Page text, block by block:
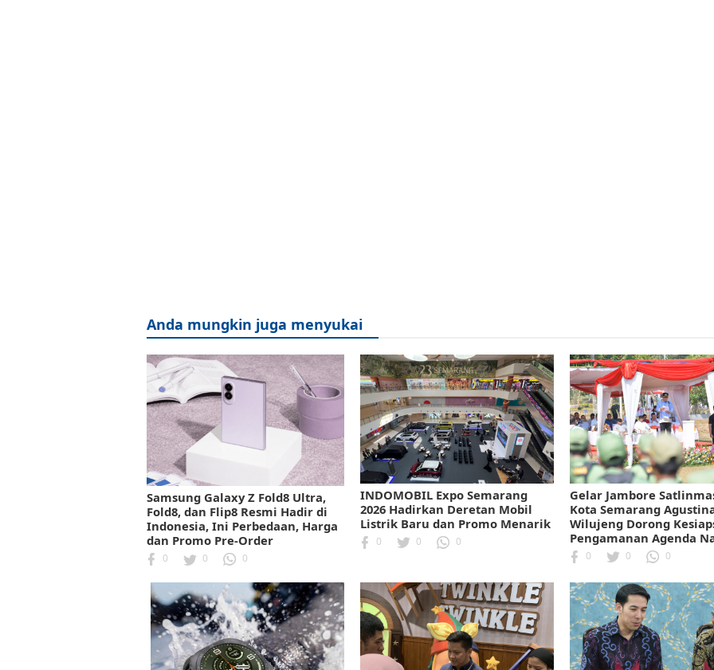
Anda mungkin juga menyukai
Samsung Galaxy Z Fold8 Ultra,
Fold8, dan Flip8 Resmi Hadir di
Indonesia, Ini Perbedaan, Harga
dan Promo Pre-Order
0 0 0
INDOMOBIL Expo Semarang
2026 Hadirkan Deretan Mobil
Listrik Baru dan Promo Menarik
0 0 0
Gelar Jambore
Kota Semarang
Wilujeng Dorong
Pengamanan Agenda
0 0 0